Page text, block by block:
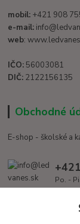
mobil: +421 908
e-mail:
web:
IČO: 56003081
DIČ: 2122156135
Obchodné
E-shop - školské a
Po. -